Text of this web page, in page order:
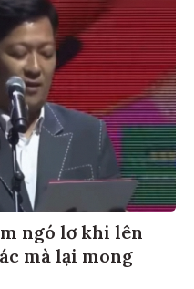
ngó lơ khi lên
mà lại mong